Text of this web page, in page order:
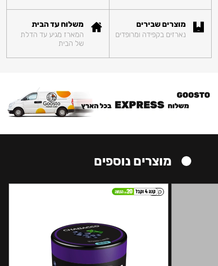
מוצרים שבירים
נארזים בקפידה ומרופדים
משלוח עד הבית
המארז מגיע עד הדלת
של הבית
מוצרים נוספים
קל